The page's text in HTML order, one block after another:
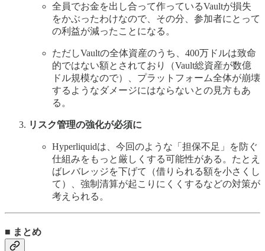
全員でお金を出し合って作っているVaultが損失
をかぶったわけなので、その分、参加者にとって
の利益が減ったことになる。
ただしVaultの全体資産のうち、400万ドルは致命
的ではない額とされており（Vault総資産が数億
ドル規模なので）、プラットフォーム全体が崩壊
するようなダメージにはならないとの見方もあ
る。
リスク管理の強化が必須に
Hyperliquidは、今回のような「担保不足」を防ぐ
仕組みをもっと厳しくする可能性がある。たとえ
ばレバレッジを下げて（借りられる額を小さくし
て）、強制清算が起こりにくくするなどの対策が
考えられる。
■ まとめ